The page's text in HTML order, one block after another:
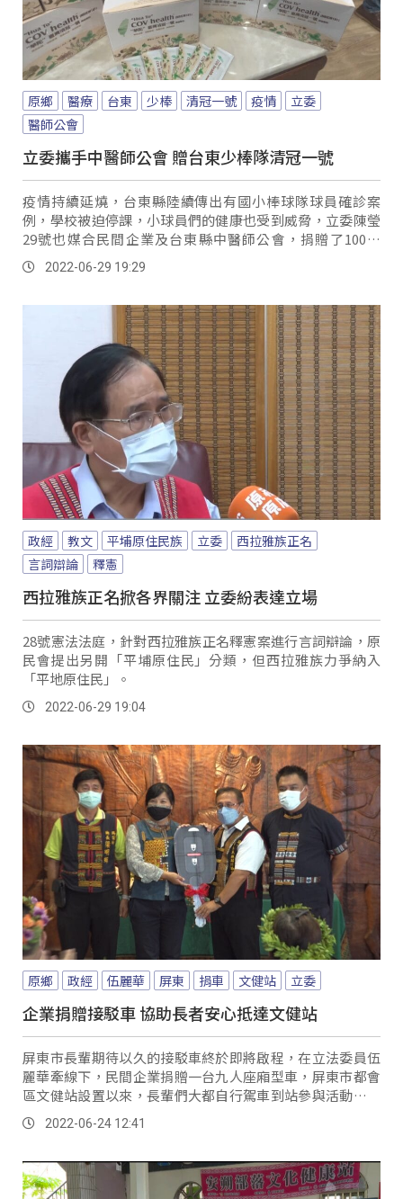
原鄉 醫療 台東 少棒 清冠一號 疫情
立委
醫師公會
立委攜手中醫師公會 贈台東少棒隊清冠一號
疫情持續延燒，台東縣陸續傳出有國小棒球隊球員確診案
例，學校被迫停課，小球員們的健康也受到威脅，立委陳瑩
29號也媒合民間企業及台東縣中醫師公會，捐贈了100盒
「清冠一號」給台東縣國小基層棒球隊，保護小球...。
2022-06-29 19:29
政經 教文 平埔原住民族 立委
西拉雅族正名
言詞辯論
釋憲
西拉雅族正名掀各界關注 立委紛表達立場
28號憲法法庭，針對西拉雅族正名釋憲案進行言詞辯論，原
民會提出另開「平埔原住民」分類，但西拉雅族力爭納入
「平地原住民」。
2022-06-29 19:04
原鄉 政經 伍麗華 屏東 捐車 文健站 立委
企業捐贈接駁車 協助長者安心抵達文健站
屏東市長輩期待以久的接駁車終於即將啟程，在立法委員伍
麗華牽線下，民間企業捐贈一台九人座廂型車，屏東市都會
區文健站設置以來，長輩們大都自行駕車到站參與活動，但
每當天氣不好、下雨時長輩行車安全令人堪憂，承辦的平山
教會向各界求助，終於有了好消息。
2022-06-24 12:41